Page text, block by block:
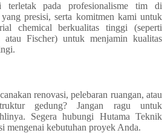
terletak pada profesionalisme tim di
presisi, serta komitmen kami untuk
chemical berkualitas tinggi (seperti
Fischer) untuk menjamin kualitas
renovasi, pelebaran ruangan, atau
gedung? Jangan ragu untuk
Segera hubungi Hutama Teknik
mengenai kebutuhan proyek Anda.